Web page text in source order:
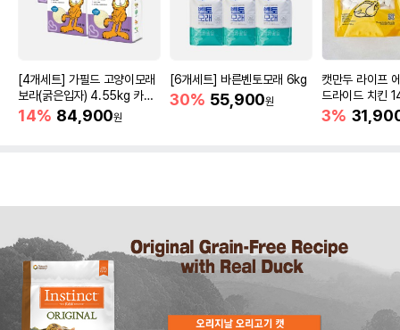
[4개세트] 가필드 고양이모래
보라(굵은입자) 4.55kg 카사
바모래
14% 84,900원
[6개세트] 바른벤토모래 6kg
30% 55,900원
캣만두 라이프
드라이드 치킨
3%